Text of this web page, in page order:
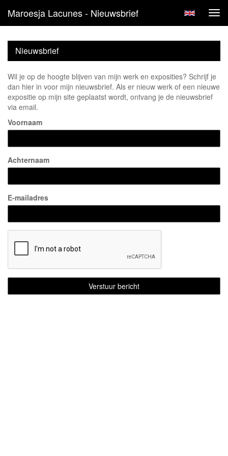
Maroesja Lacunes - Nieuwsbrief
Nieuwsbrief
Wil je op de hoogte blijven van mijn werk en exposities? Schrijf je
dan hier in voor mijn nieuwsbrief. Als er nieuw werk of een nieuwe
expositie op mijn site geplaatst wordt, ontvang je de nieuwsbrief
via email.
Voornaam
Achternaam
E-mailadres